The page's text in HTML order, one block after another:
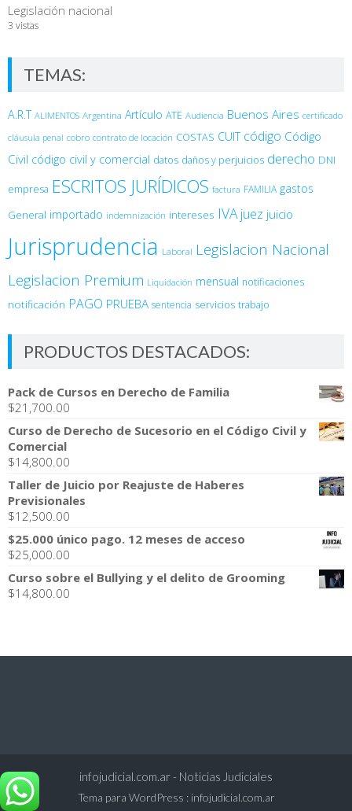
Legislación nacional
3 vistas
TEMAS:
A.R.T ALIMENTOS Argentina Artículo ATE Audiencia Buenos Aires certificado
cláusula penal cobro contrato de locación COSTAS CUIT código Código
Civil código civil y comercial datos daños y perjuicios derecho DNI
empresa ESCRITOS JURÍDICOS factura FAMILIA gastos
General importado indemnización intereses IVA juez juicio
Jurisprudencia Laboral Legislacion Nacional
Legislacion Premium Liquidación mensual notificaciones
notificación PAGO PRUEBA sentencia servicios trabajo
PRODUCTOS DESTACADOS:
Pack de Cursos en Derecho de Familia
$21,700.00
Curso de Derecho de Sucesorio en el Código Civil y
Comercial
$14,800.00
Taller de Juicio por Reajuste de Haberes
Previsionales
$12,500.00
$25.000 único pago. 12 meses de acceso
$25,000.00
Curso sobre el Bullying y el delito de Grooming
$14,800.00
infojudicial.com.ar - Noticias Judiciales
Tema para WordPress : infojudicial.com.ar